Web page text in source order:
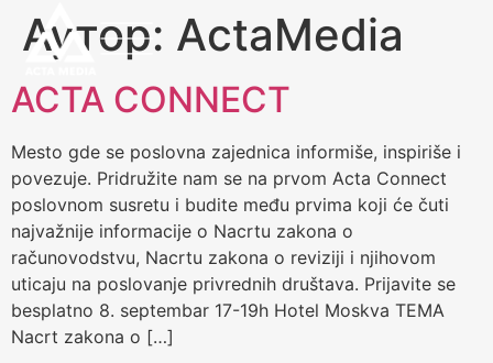
Аутор: ActaMedia
ACTA CONNECT
Mesto gde se poslovna zajednica informiše, inspiriše i
povezuje. Pridružite nam se na prvom Acta Connect
poslovnom susretu i budite među prvima koji će čuti
najvažnije informacije o Nacrtu zakona o
računovodstvu, Nacrtu zakona o reviziji i njihovom
uticaju na poslovanje privrednih društava. Prijavite se
besplatno 8. septembar 17-19h Hotel Moskva TEMA
Nacrt zakona o […]